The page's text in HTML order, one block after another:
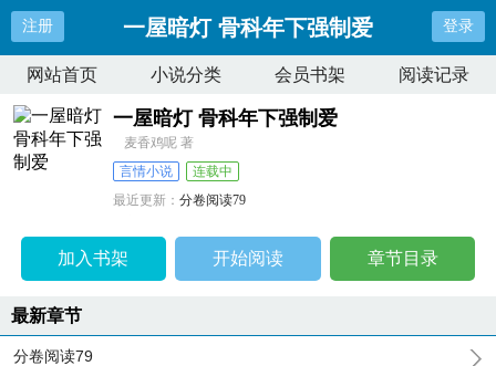
注册 一屋暗灯 骨科年下强制爱 登录
网站首页 小说分类 会员书架 阅读记录
一屋暗灯 骨科年下强制爱
麦香鸡呢 著
言情小说
连载中
最近更新：分卷阅读79
加入书架 开始阅读 章节目录
最新章节
分卷阅读79